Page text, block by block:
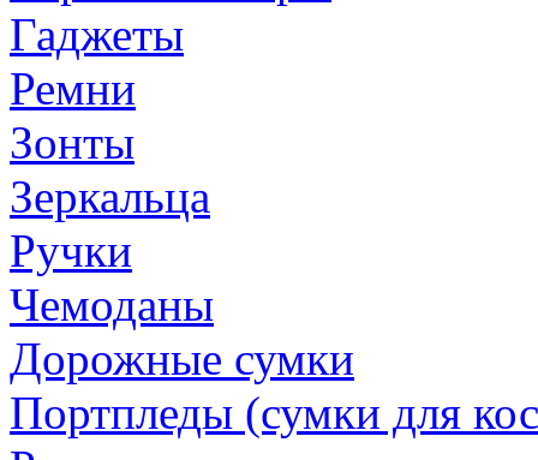
Гаджеты
Ремни
Зонты
Зеркальца
Ручки
Чемоданы
Дорожные сумки
Портпледы (сумки для